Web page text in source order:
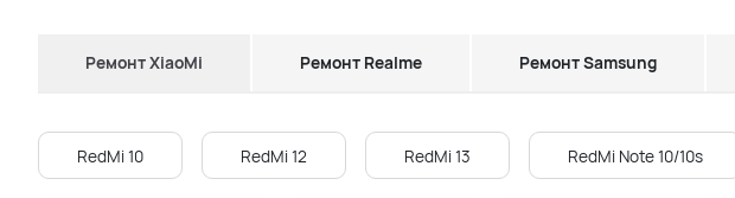
Ремонт XiaoMi Ремонт Realme Ремонт Samsung
RedMi 10 RedMi 12 RedMi 13 RedMi Note 10/10s